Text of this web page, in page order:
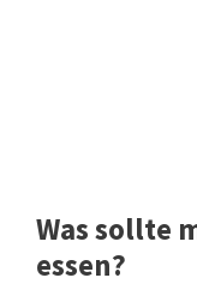
Was sollte
essen?